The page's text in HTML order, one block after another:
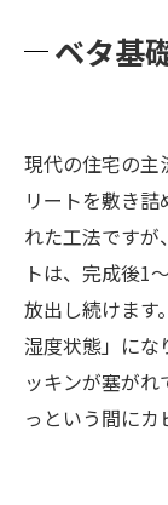
ベタ基
現代の住宅の主
リートを敷き
れた工法ですが
トは、完成後1
放出し続けます
湿度状態」にな
ッキンが塞が
っという間にカ